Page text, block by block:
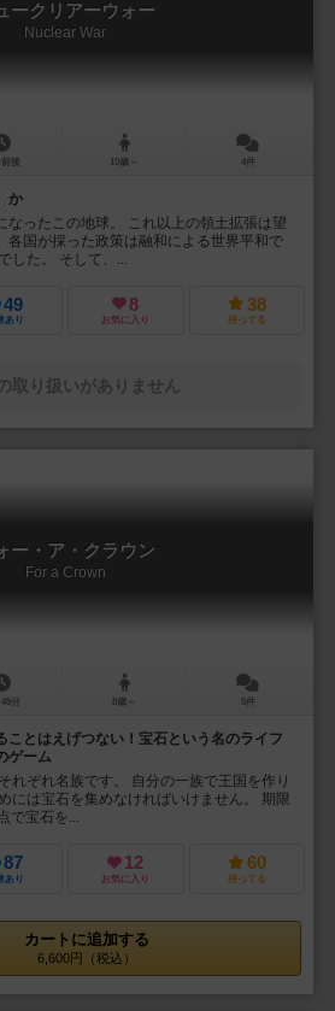
ークリアーウォー
Nuclear War
後 10歳～ 4件
か
なったこの地球。 これ以上の領土拡張は望
各国が採った政策は融和による世界平和で
した。 そして、...
49
あり
8
お気に入り
38
持ってる
取り扱いがありません
ー・ア・クラウン
For a Crown
分 8歳～ 5件
ことはえげつない！宝石という名のライフ
ゲーム
れぞれ名族です。 自分の一族で王国を作り
には宝石を集めなければいけません。 期限
で宝石を...
87
あり
12
お気に入り
60
持ってる
カートに追加する
6,600円（税込）